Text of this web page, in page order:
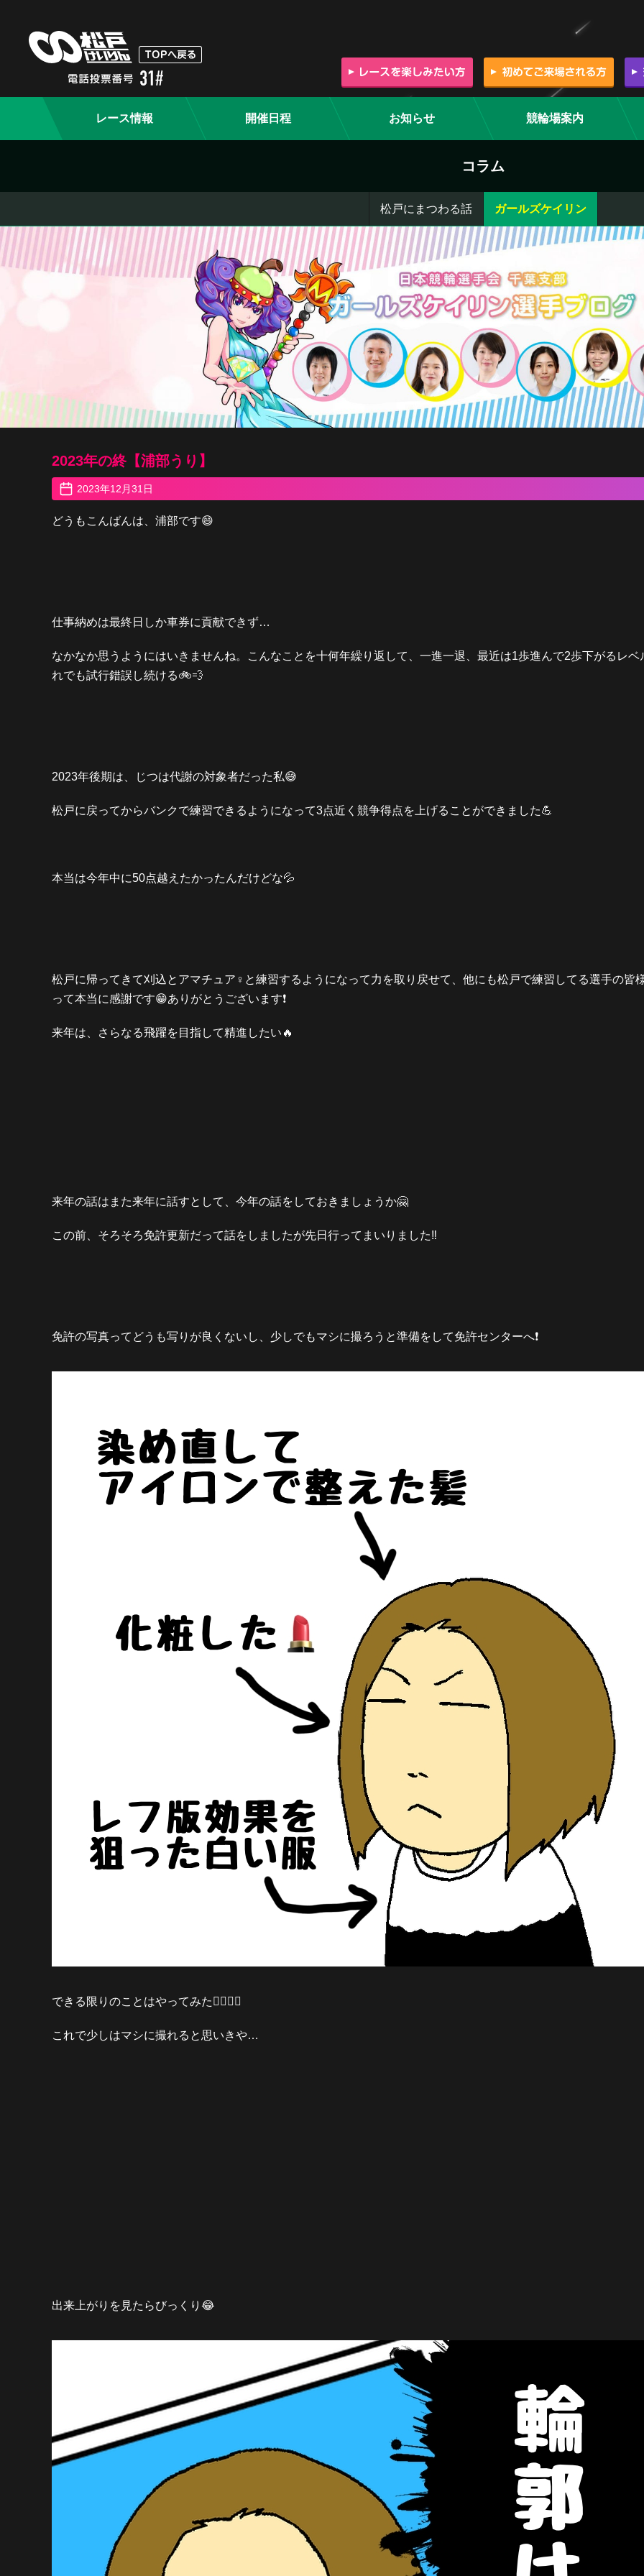
レース情報 開催日程 お知らせ 競輪場案内
コラム
松戸にまつわる話 ガールズケイリン
2023年の終【浦部うり】
2023年12月31日
どうもこんばんは、浦部です😄
仕事納めは最終日しか車券に貢献できず…
なかなか思うようにはいきませんね。こんなことを十何年繰り返して、一進一退、最近は1歩進んで2歩下がるレベ
れでも試行錯誤し続ける🚲💨
2023年後期は、じつは代謝の対象者だった私😅
松戸に戻ってからバンクで練習できるようになって3点近く競争得点を上げることができました💪
本当は今年中に50点越えたかったんだけどな💦
松戸に帰ってきて刈込とアマチュア♀と練習するようになって力を取り戻せて、他にも松戸で練習してる選手の皆
って本当に感謝です😁ありがとうございます❗️
来年は、さらなる飛躍を目指して精進したい🔥
来年の話はまた来年に話すとして、今年の話をしておきましょうか🤗
この前、そろそろ免許更新だって話をしましたが先日行ってまいりました‼️
免許の写真ってどうも写りが良くないし、少しでもマシに撮ろうと準備をして免許センターへ❗️
できる限りのことはやってみた🧖🏻‍♀️✨
これで少しはマシに撮れると思いきや…
出来上がりを見たらびっくり😂